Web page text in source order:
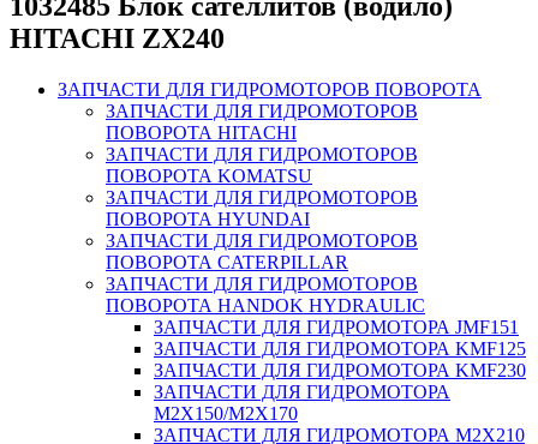
HITACHI ZX240
ЗАПЧАСТИ ДЛЯ ГИДРОМОТОРОВ ПОВОРОТА
ЗАПЧАСТИ ДЛЯ ГИДРОМОТОРОВ
ПОВОРОТА HITACHI
ЗАПЧАСТИ ДЛЯ ГИДРОМОТОРОВ
ПОВОРОТА KOMATSU
ЗАПЧАСТИ ДЛЯ ГИДРОМОТОРОВ
ПОВОРОТА HYUNDAI
ЗАПЧАСТИ ДЛЯ ГИДРОМОТОРОВ
ПОВОРОТА CATERPILLAR
ЗАПЧАСТИ ДЛЯ ГИДРОМОТОРОВ
ПОВОРОТА HANDOK HYDRAULIC
ЗАПЧАСТИ ДЛЯ ГИДРОМОТОРА JMF151
ЗАПЧАСТИ ДЛЯ ГИДРОМОТОРА KMF125
ЗАПЧАСТИ ДЛЯ ГИДРОМОТОРА KMF230
ЗАПЧАСТИ ДЛЯ ГИДРОМОТОРА
M2X150/M2X170
ЗАПЧАСТИ ДЛЯ ГИДРОМОТОРА M2X210